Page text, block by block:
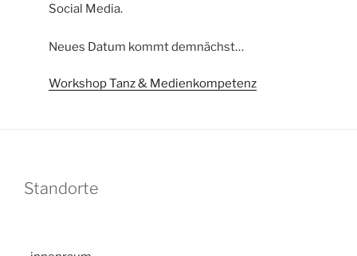
Social Media.
Neues Datum kommt demnächst…
Workshop Tanz & Medienkompetenz
Standorte